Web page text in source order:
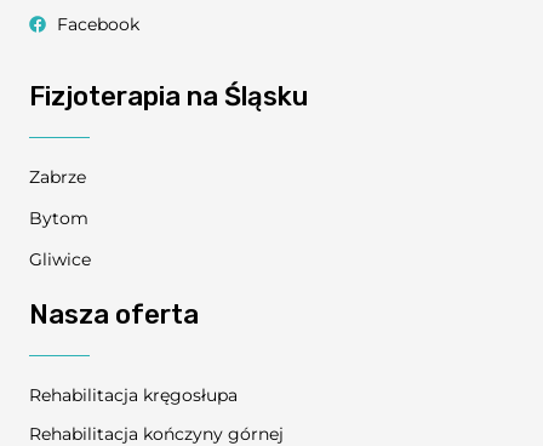
Facebook
Fizjoterapia na Śląsku
Zabrze
Bytom
Gliwice
Nasza oferta
Rehabilitacja kręgosłupa
Rehabilitacja kończyny górnej